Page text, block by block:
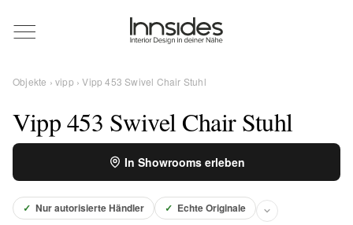
Magazin
Showrooms
Designer
Objekte
Objekte ›vipp › Vipp 453 Swivel Chair Stuhl
Vipp 453 Swivel Chair Stuhl
In Showrooms erleben
✓ Nur autorisierte Händler ✓ Echte Originale